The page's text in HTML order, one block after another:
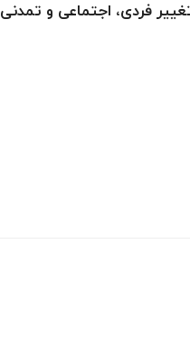
فردی، اجتماعی و تمدنی